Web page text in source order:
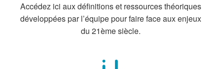
Accédez ici aux définitions et ressources théoriques
développées par l’équipe pour faire face aux enjeux
du 21ème siècle.